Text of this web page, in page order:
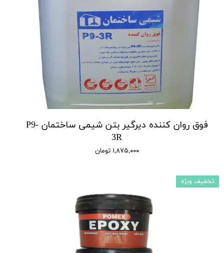
فوق روان کننده دیرگیر بتن شیمی ساختمان P9-
3R
۱,۸۷۵,۰۰۰ تومان
تخفیف ویژه